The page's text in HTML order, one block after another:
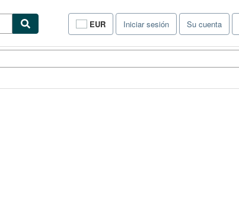
EUR
Preferencias
de
del
Iniciar sesión Su cuenta